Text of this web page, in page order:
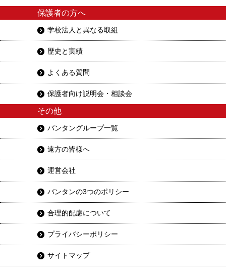
保護者の方へ
学校法人と異なる取組
歴史と実績
よくある質問
保護者向け説明会・相談会
その他
バンタングループ一覧
遠方の皆様へ
運営会社
バンタンの3つのポリシー
合理的配慮について
プライバシーポリシー
サイトマップ